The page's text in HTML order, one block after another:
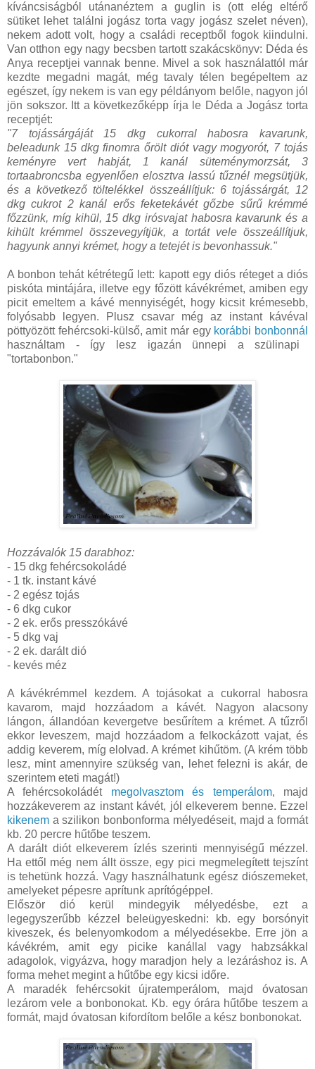
kíváncsiságból utánanéztem a guglin is (ott elég eltérő
sütiket lehet találni jogász torta vagy jogász szelet néven),
nekem adott volt, hogy a családi receptből fogok kiindulni.
Van otthon egy nagy becsben tartott szakácskönyv: Déda és
Anya receptjei vannak benne. Mivel a sok használattól már
kezdte megadni magát, még tavaly télen begépeltem az
egészet, így nekem is van egy példányom belőle, nagyon jól
jön sokszor. Itt a következőképp írja le Déda a Jogász torta
receptjét:
"7 tojássárgáját 15 dkg cukorral habosra kavarunk,
beleadunk 15 dkg finomra őrölt diót vagy mogyorót, 7 tojás
keményre vert habját, 1 kanál süteménymorzsát, 3
tortaabroncsba egyenlően elosztva lassú tűznél megsütjük,
és a következő töltelékkel összeállítjuk: 6 tojássárgát, 12
dkg cukrot 2 kanál erős feketekávét gőzbe sűrű krémmé
főzzünk, míg kihül, 15 dkg irósvajat habosra kavarunk és a
kihült krémmel összevegyítjük, a tortát vele összeállítjuk,
hagyunk annyi krémet, hogy a tetejét is bevonhassuk."
A bonbon tehát kétrétegű lett: kapott egy diós réteget a diós
piskóta mintájára, illetve egy főzött kávékrémet, amiben egy
picit emeltem a kávé mennyiségét, hogy kicsit krémesebb,
folyósabb legyen. Plusz csavar még az instant kávéval
pöttyözött fehércsoki-külső, amit már egy korábbi bonbonnál
használtam - így lesz igazán ünnepi a szülinapi
"tortabonbon."
Hozzávalók 15 darabhoz:
- 15 dkg fehércsokoládé
- 1 tk. instant kávé
- 2 egész tojás
- 6 dkg cukor
- 2 ek. erős presszókávé
- 5 dkg vaj
- 2 ek. darált dió
- kevés méz
A kávékrémmel kezdem. A tojásokat a cukorral habosra
kavarom, majd hozzáadom a kávét. Nagyon alacsony
lángon, állandóan kevergetve besűrítem a krémet. A tűzről
ekkor leveszem, majd hozzáadom a felkockázott vajat, és
addig keverem, míg elolvad. A krémet kihűtöm. (A krém több
lesz, mint amennyire szükség van, lehet felezni is akár, de
szerintem eteti magát!)
A fehércsokoládét megolvasztom és temperálom, majd
hozzákeverem az instant kávét, jól elkeverem benne. Ezzel
kikenem a szilikon bonbonforma mélyedéseit, majd a formát
kb. 20 percre hűtőbe teszem.
A darált diót elkeverem ízlés szerinti mennyiségű mézzel.
Ha ettől még nem állt össze, egy pici megmelegített tejszínt
is tehetünk hozzá. Vagy használhatunk egész diószemeket,
amelyeket pépesre aprítunk aprítógéppel.
Először dió kerül mindegyik mélyedésbe, ezt a
legegyszerűbb kézzel beleügyeskedni: kb. egy borsónyit
kiveszek, és belenyomkodom a mélyedésekbe. Erre jön a
kávékrém, amit egy picike kanállal vagy habzsákkal
adagolok, vigyázva, hogy maradjon hely a lezáráshoz is. A
forma mehet megint a hűtőbe egy kicsi időre.
A maradék fehércsokit újratemperálom, majd óvatosan
lezárom vele a bonbonokat. Kb. egy órára hűtőbe teszem a
formát, majd óvatosan kifordítom belőle a kész bonbonokat.